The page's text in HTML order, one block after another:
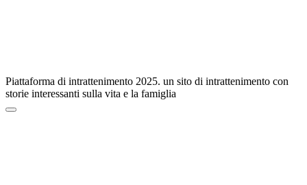
Piattaforma di intrattenimento 2025. un sito di intrattenimento con
storie interessanti sulla vita e la famiglia